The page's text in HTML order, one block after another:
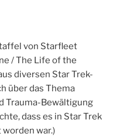
von Starfleet
/ The Life of the
diversen Star Trek-
über das Thema
Trauma-Bewältigung
dass es in Star Trek
war.)